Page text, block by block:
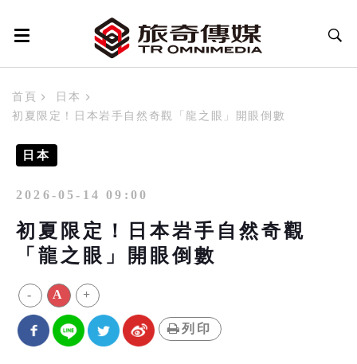
首頁
日本
初夏限定！日本岩手自然奇觀「龍之眼」開眼倒數
日本
2026-05-14 09:00
初夏限定！日本岩手自然奇觀
「龍之眼」開眼倒數
- A +
列印